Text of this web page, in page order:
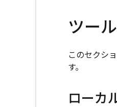
ツール
このセクシ
す。
ローカ